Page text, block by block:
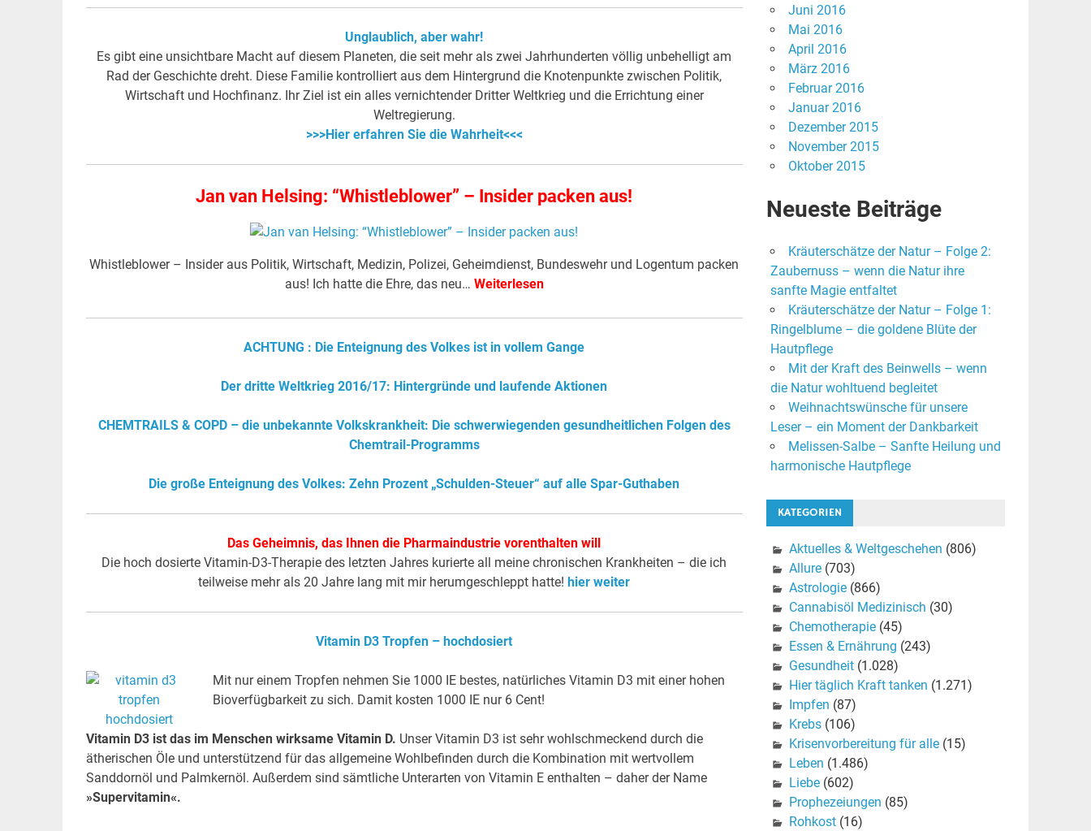
Unglaublich, aber wahr!
Es gibt eine unsichtbare Macht auf diesem Planeten, die seit mehr als zwei Jahrhunderten völlig unbehelligt am
Rad der Geschichte dreht. Diese Familie kontrolliert aus dem Hintergrund die Knotenpunkte zwischen Politik,
Wirtschaft und Hochfinanz. Ihr Ziel ist ein alles vernichtender Dritter Weltkrieg und die Errichtung einer
Weltregierung.
>>>Hier erfahren Sie die Wahrheit<<<
Jan van Helsing: “Whistleblower” – Insider packen aus!
Whistleblower – Insider aus Politik, Wirtschaft, Medizin, Polizei, Geheimdienst, Bundeswehr und Logentum packen
aus! Ich hatte die Ehre, das neu… Weiterlesen
ACHTUNG : Die Enteignung des Volkes ist in vollem Gange
Der dritte Weltkrieg 2016/17: Hintergründe und laufende Aktionen
CHEMTRAILS & COPD – die unbekannte Volkskrankheit: Die schwerwiegenden gesundheitlichen Folgen des
Chemtrail-Programms
Die große Enteignung des Volkes: Zehn Prozent „Schulden-Steuer“ auf alle Spar-Guthaben
Das Geheimnis, das Ihnen die Pharmaindustrie vorenthalten will
Die hoch dosierte Vitamin-D3-Therapie des letzten Jahres kurierte all meine chronischen Krankheiten – die ich
teilweise mehr als 20 Jahre lang mit mir herumgeschleppt hatte!hier weiter
Vitamin D3 Tropfen – hochdosiert
Mit nur einem Tropfen nehmen Sie 1000 IE bestes, natürliches Vitamin D3 mit einer hohen
Bioverfügbarkeit zu sich. Damit kosten 1000 IE nur 6 Cent!
Vitamin D3 ist das im Menschen wirksame Vitamin D. Unser Vitamin D3 ist sehr wohlschmeckend durch die
ätherischen Öle und unterstützend für das allgemeine Wohlbefinden durch die Kombination mit wertvollem
Sanddornöl und Palmkernöl. Außerdem sind sämtliche Unterarten von Vitamin E enthalten – daher der Name
»Supervitamin«.
Juni 2016
Mai 2016
April 2016
März 2016
Februar 2016
Januar 2016
Dezember 2015
November 2015
Oktober 2015
Neueste Beiträge
Kräuterschätze der Natur – Folge 2:
Zaubernuss – wenn die Natur ihre
sanfte Magie entfaltet
Kräuterschätze der Natur – Folge 1:
Ringelblume – die goldene Blüte der
Hautpflege
Mit der Kraft des Beinwells – wenn
die Natur wohltuend begleitet
Weihnachtswünsche für unsere
Leser – ein Moment der Dankbarkeit
Melissen-Salbe – Sanfte Heilung und
harmonische Hautpflege
KATEGORIEN
Aktuelles & Weltgeschehen (806)
Allure(703)
Astrologie(866)
Cannabisöl Medizinisch (30)
Chemotherapie(45)
Essen & Ernährung (243)
Gesundheit(1.028)
Hier täglich Kraft tanken (1.271)
Impfen (87)
Krebs(106)
Krisenvorbereitung für alle(15)
Leben (1.486)
Liebe(602)
Prophezeiungen (85)
Rohkost(16)